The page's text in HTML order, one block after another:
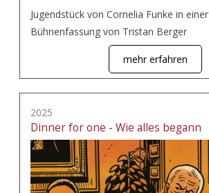
Jugendstück von Cornelia Funke in einer
Bühnenfassung von Tristan Berger
mehr erfahren
2025
Dinner for one - Wie alles begann